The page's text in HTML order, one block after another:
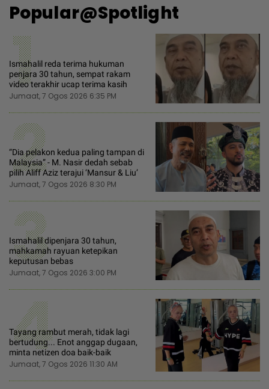
Popular@Spotlight
1
Ismahalil reda terima hukuman
penjara 30 tahun, sempat rakam
video terakhir ucap terima kasih
Jumaat, 7 Ogos 2026 6:35 PM
2
“Dia pelakon kedua paling tampan di
Malaysia” - M. Nasir dedah sebab
pilih Aliff Aziz terajui ‘Mansur & Liu’
Jumaat, 7 Ogos 2026 8:30 PM
3
Ismahalil dipenjara 30 tahun,
mahkamah rayuan ketepikan
keputusan bebas
Jumaat, 7 Ogos 2026 3:00 PM
4
Tayang rambut merah, tidak lagi
bertudung... Enot anggap dugaan,
minta netizen doa baik-baik
Jumaat, 7 Ogos 2026 11:30 AM